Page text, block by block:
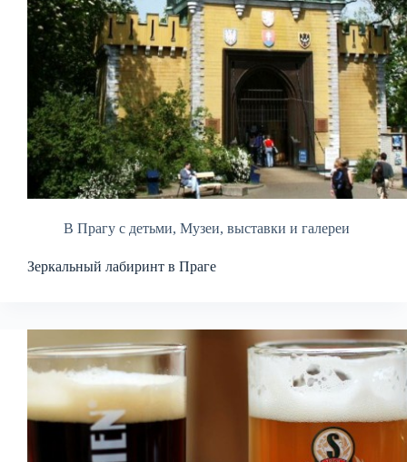
В Прагу с детьми, Музеи, выставки и галереи
Зеркальный лабиринт в Праге